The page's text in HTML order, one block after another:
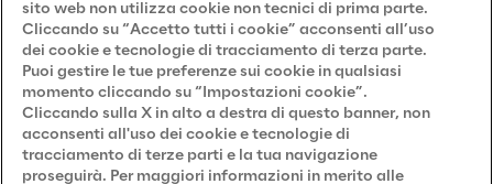
Privacy & Cookie Policy
Privacy Notice(Candidato)
Privacy Notice(Cliente)
Privacy Notice(Fornitore)
Privacy Notice(Marketing)
sito web non utilizza cookie non tecnici di prima parte.
Cliccando su “Accetto tutti i cookie” acconsenti all’uso
dei cookie e tecnologie di tracciamento di terza parte.
Puoi gestire le tue preferenze sui cookie in qualsiasi
momento cliccando su “Impostazioni cookie”.
Cliccando sulla X in alto a destra di questo banner, non
acconsenti all'uso dei cookie e tecnologie di
tracciamento di terze parti e la tua navigazione
proseguirà. Per maggiori informazioni in merito alle